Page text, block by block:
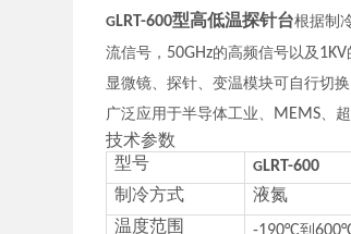
GLRT-600型高低温探针台根据制
流信号， 50GHz的高频信号以及 1KV
显微镜、探针、变温模块可自行切
广泛应用于半导体工业、 MEMS、
技术参数
型号
GLRT-600
制冷方式 液氮
温度范围
到